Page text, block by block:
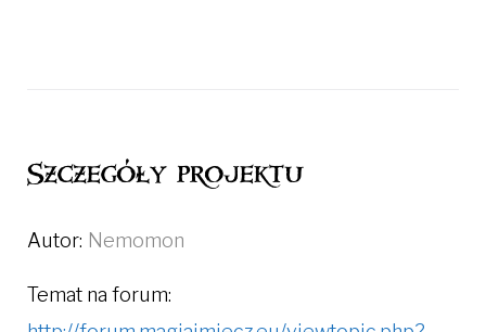
Szczegóły projektu
Autor: Nemomon
Temat na forum: